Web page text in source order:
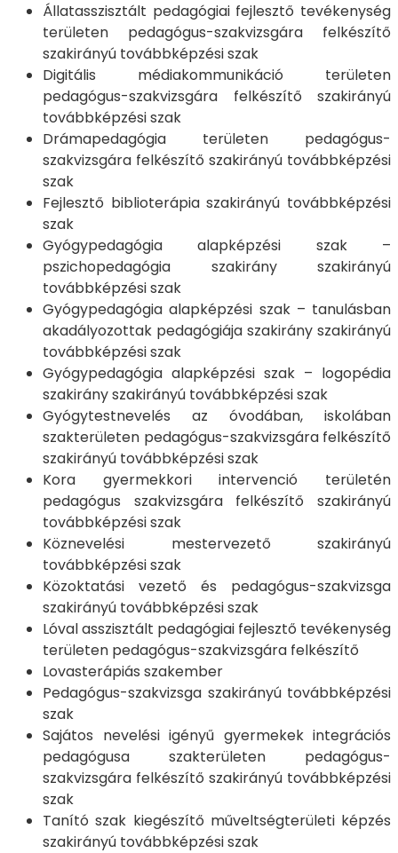
Állatasszisztált pedagógiai fejlesztő tevékenység
területen pedagógus-szakvizsgára felkészítő
szakirányú továbbképzési szak
Digitális médiakommunikáció területen
pedagógus-szakvizsgára felkészítő szakirányú
továbbképzési szak
Drámapedagógia területen pedagógus-
szakvizsgára felkészítő szakirányú továbbképzési
szak
Fejlesztő biblioterápia szakirányú továbbképzési
szak
Gyógypedagógia alapképzési szak –
pszichopedagógia szakirány szakirányú
továbbképzési szak
Gyógypedagógia alapképzési szak – tanulásban
akadályozottak pedagógiája szakirány szakirányú
továbbképzési szak
Gyógypedagógia alapképzési szak – logopédia
szakirány szakirányú továbbképzési szak
Gyógytestnevelés az óvodában, iskolában
szakterületen pedagógus-szakvizsgára felkészítő
szakirányú továbbképzési szak
Kora gyermekkori intervenció területén
pedagógus szakvizsgára felkészítő szakirányú
továbbképzési szak
Köznevelési mestervezető szakirányú
továbbképzési szak
Közoktatási vezető és pedagógus-szakvizsga
szakirányú továbbképzési szak
Lóval asszisztált pedagógiai fejlesztő tevékenység
területen pedagógus-szakvizsgára felkészítő
Lovasterápiás szakember
Pedagógus-szakvizsga szakirányú továbbképzési
szak
Sajátos nevelési igényű gyermekek integrációs
pedagógusa szakterületen pedagógus-
szakvizsgára felkészítő szakirányú továbbképzési
szak
Tanító szak kiegészítő műveltségterületi képzés
szakirányú továbbképzési szak